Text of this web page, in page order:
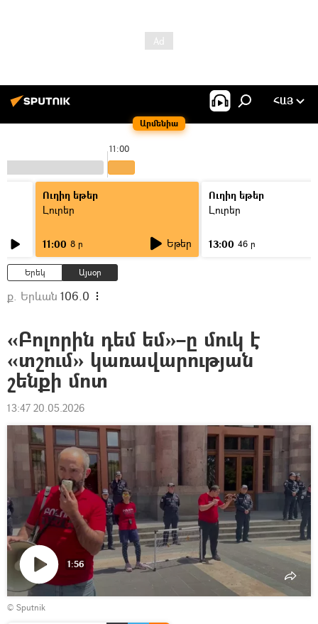
Արմենիա
ՀԱՅ
11:00
Ուղիղ եթեր
Լուրեր
11:00 8 ր Եթեր
Ուղիղ եթեր
Լուրեր
13:00 46 ր
Երեկ Այսօր
ք. Երևան 106.0
«Բոլորին դեմ եմ»–ը մուկ է
«տշում» կառավարության
շենքի մոտ
13:47 20.05.2026
Դիտել
տեսանյութը
1:56
© Sputnik